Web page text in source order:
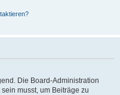
Die Board-Administration
musst, um Beiträge zu